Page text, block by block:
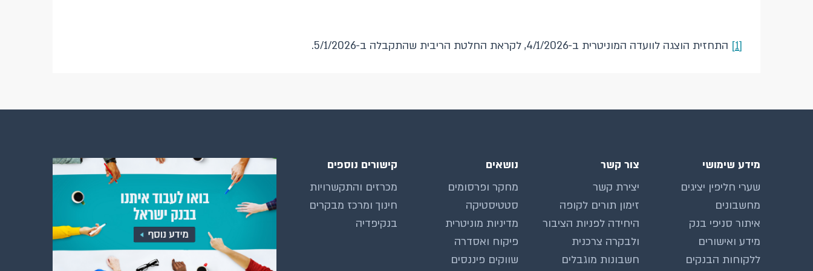
[1] התחזית הוצגה לוועדה המוניטרית ב-4/1/2026, לקראת החלטת הריבית שהתקבלה ב-5/1/2026.
מידע שימושי
שערי חליפין יציגים
מחשבונים
איתור סניפי בנק
מידע ואישורים
ללקוחות הבנקים
צור קשר
יצירת קשר
זימון תורים לקופה
היחידה לפניות הציבור
ולבקרה צרכנית
חשבונות מוגבלים
נושאים
מחקר ופרסומים
סטטיסטיקה
מדיניות מוניטרית
פיקוח ואסדרה
שווקים פיננסים
קישורים נוספים
מכרזים והתקשרויות
חינוך ומרכז מבקרים
בנקיפדיה